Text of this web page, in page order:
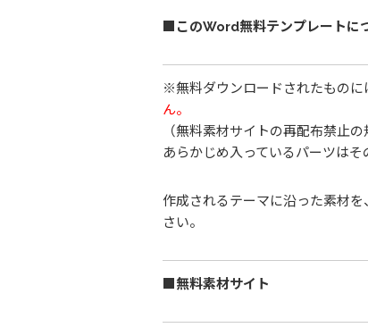
■このWord無料テンプレートに
※無料ダウンロードされたものに
ん。
（無料素材サイトの再配布禁止の
あらかじめ入っているパーツはそ
作成されるテーマに沿った素材
さい。
■無料素材サイト